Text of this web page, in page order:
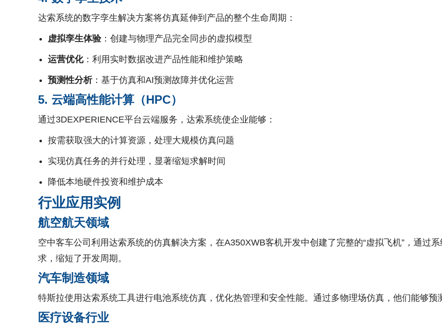
达索系统的数字孪生解决方案将仿真延伸到产品的整个生命周期：
虚拟孪生体验：创建与物理产品完全同步的虚拟模型
运营优化：利用实时数据改进产品性能和维护策略
预测性分析：基于仿真和AI预测故障并优化运营
5. 云端高性能计算（HPC）
通过3DEXPERIENCE平台云端服务，达索系统使企业能够：
按需获取强大的计算资源，处理大规模仿真问题
实现仿真任务的并行处理，显著缩短求解时间
降低本地硬件投资和维护成本
行业应用实例
航空航天领域
空中客车公司利用达索系统的仿真解决方案，在A350XWB客机开发中创建了完整的“虚拟飞机”，通过
求，缩短了开发周期。
汽车制造领域
特斯拉使用达索系统工具进行电池系统仿真，优化热管理和安全性能。通过多物理场仿真，他们能够
医疗设备行业